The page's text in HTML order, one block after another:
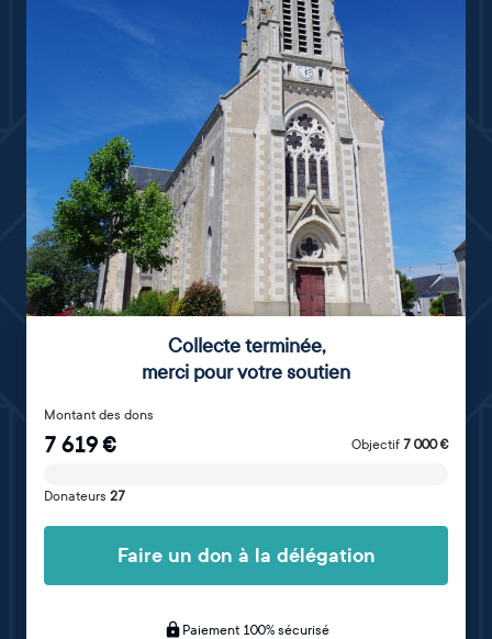
Collecte terminée,
merci pour votre soutien
Montant des dons
7 619€ Objectif 7 000€
Donateurs 27
Faire un don à la délégation
Paiement 100% sécurisé